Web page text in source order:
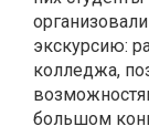
экскурсию:
колледжа,
большом